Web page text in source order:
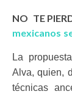
NO TE
mexicanos
La
Alva, quien,
técnicas